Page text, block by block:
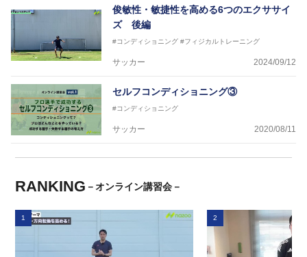
俊敏性・敏捷性を高める6つのエクササイ
ズ 後編
#コンディショニング #フィジカルトレーニング
サッカー 2024/09/12
セルフコンディショニング③
#コンディショニング
サッカー 2020/08/11
RANKING －オンライン講習会－
1 2